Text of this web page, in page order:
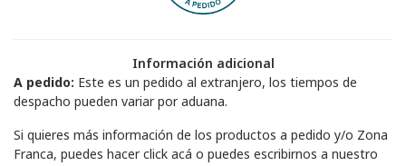
Información adicional
A pedido: Este es un pedido al extranjero, los tiempos de
despacho pueden variar por aduana.
Si quieres más información de los productos a pedido y/o Zona
Franca, puedes hacerclick acá o puedes escribirnos a nuestro